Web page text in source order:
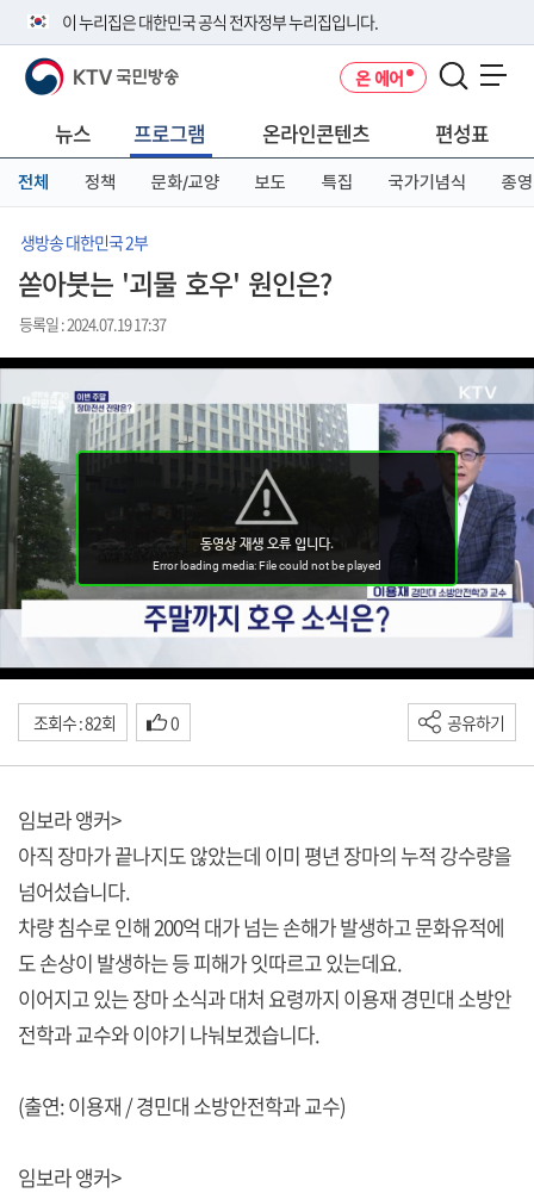
이 누리집은 대한민국 공식 전자정부 누리집입니다.
공식 누리집 주소 확인하기
니다.
이밖에 or.kr 또는 .kr등 다른 도메인 주소를 사용하고 있다면 아래 URL에
서 도메인 주소를 확인해 보세요
KTV 국민방송 온 에어
뉴스 프로그램 온라인콘텐츠 편성표
전체 정책 문화/교양 보도 특집 국가기념식 종영
생방송 대한민국 2부
쏟아붓는 '괴물 호우' 원인은?
등록일 : 2024.07.19 17:37
조회수 : 82회 0 공유하기
임보라 앵커>
아직 장마가 끝나지도 않았는데 이미 평년 장마의 누적 강수량을
넘어섰습니다.
차량 침수로 인해 200억 대가 넘는 손해가 발생하고 문화유적에
도 손상이 발생하는 등 피해가 잇따르고 있는데요.
이어지고 있는 장마 소식과 대처 요령까지 이용재 경민대 소방안
전학과 교수와 이야기 나눠보겠습니다.
(출연: 이용재 / 경민대 소방안전학과 교수)
임보라 앵커>